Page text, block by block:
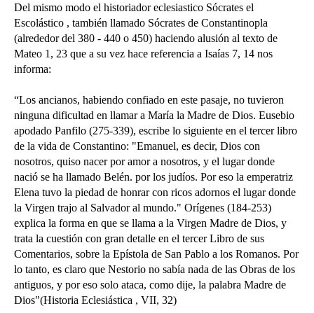
Del mismo modo el historiador eclesiastico Sócrates el
Escolástico , también llamado Sócrates de Constantinopla
(alrededor del 380 - 440 o 450) haciendo alusión al texto de
Mateo 1, 23 que a su vez hace referencia a Isaías 7, 14 nos
informa:
“Los ancianos, habiendo confiado en este pasaje, no tuvieron
ninguna dificultad en llamar a María la Madre de Dios. Eusebio
apodado Panfilo (275-339), escribe lo siguiente en el tercer libro
de la vida de Constantino: "Emanuel, es decir, Dios con
nosotros, quiso nacer por amor a nosotros, y el lugar donde
nació se ha llamado Belén. por los judíos. Por eso la emperatriz
Elena tuvo la piedad de honrar con ricos adornos el lugar donde
la Virgen trajo al Salvador al mundo." Orígenes (184-253)
explica la forma en que se llama a la Virgen Madre de Dios, y
trata la cuestión con gran detalle en el tercer Libro de sus
Comentarios, sobre la Epístola de San Pablo a los Romanos. Por
lo tanto, es claro que Nestorio no sabía nada de las Obras de los
antiguos, y por eso solo ataca, como dije, la palabra Madre de
Dios"(Historia Eclesiástica , VII, 32)